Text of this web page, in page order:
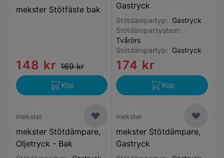
mekster Stötfäste bak
148 kr 169 kr
Köp
Gastryck
Stötdämpartyp: Gastryck
Stötdämparsystem:
Tvårörs
Stötdämpartyp: Gastryck
174 kr
Köp
mekster
mekster Stötdämpare,
Oljetryck - Bak
mekster
mekster Stötdämpare,
Gastryck